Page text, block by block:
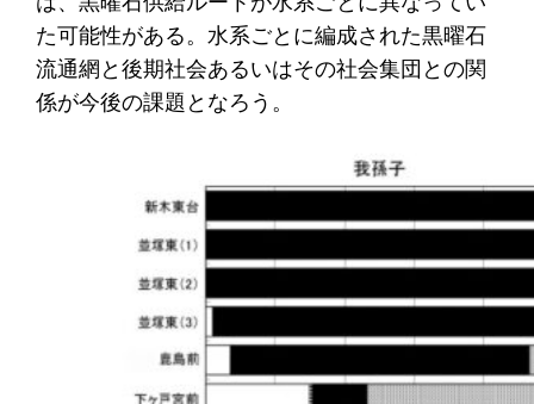
た可能性がある。水系ごとに編成された黒曜石
流通網と後期社会あるいはその社会集団との関
係が今後の課題となろう。